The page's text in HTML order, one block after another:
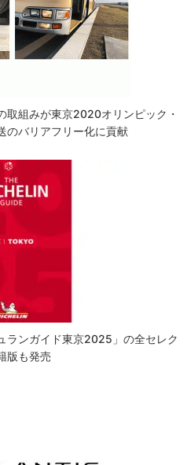
取組みが東京2020オリンピック・
のバリアフリー化に貢献
ランガイド東京2025」の全セレク
版も発売